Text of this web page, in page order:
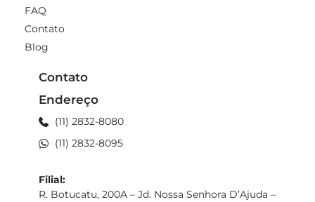
FAQ
Contato
Blog
Contato
Endereço
(11) 2832-8080
(11) 2832-8095
Filial:
R. Botucatu, 200A – Jd. Nossa Senhora D’Ajuda –